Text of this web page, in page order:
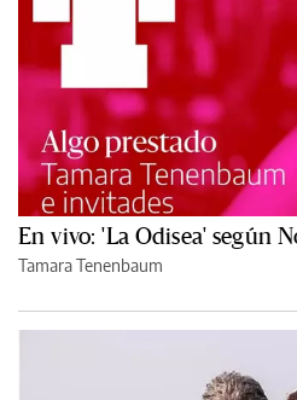
En vivo: 'La Odisea' según
Tamara Tenenbaum